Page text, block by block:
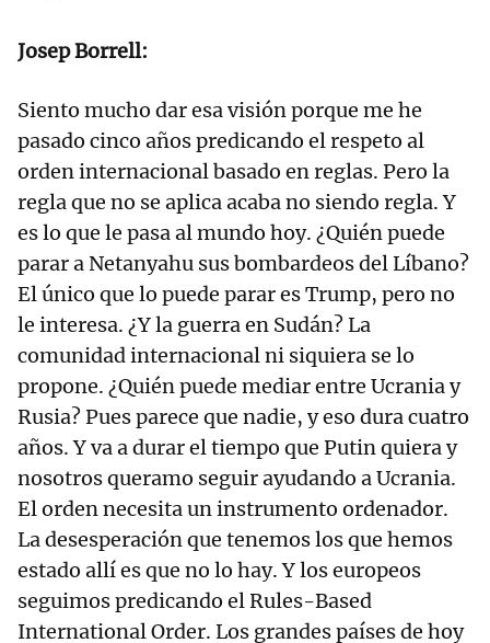
Josep Borrell:
Siento mucho dar esa visión porque me he
pasado cinco años predicando el respeto al
orden internacional basado en reglas. Pero la
regla que no se aplica acaba no siendo regla. Y
es lo que le pasa al mundo hoy. ¿Quién puede
parar a Netanyahu sus bombardeos del Líbano?
El único que lo puede parar es Trump, pero no
le interesa. ¿Y la guerra en Sudán? La
comunidad internacional ni siquiera se lo
propone. ¿Quién puede mediar entre Ucrania y
Rusia? Pues parece que nadie, y eso dura cuatro
años. Y va a durar el tiempo que Putin quiera y
nosotros queramo seguir ayudando a Ucrania.
El orden necesita un instrumento ordenador.
La desesperación que tenemos los que hemos
estado allí es que no lo hay. Y los europeos
seguimos predicando el Rules-Based
International Order. Los grandes países de hoy